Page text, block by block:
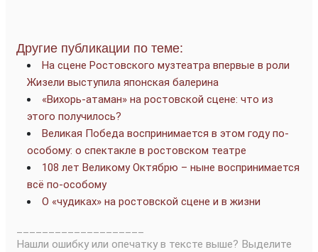
Другие публикации по теме:
На сцене Ростовского музтеатра впервые в роли
Жизели выступила японская балерина
«Вихорь-атаман» на ростовской сцене: что из
этого получилось?
Великая Победа воспринимается в этом году по-
особому: о спектакле в ростовском театре
108 лет Великому Октябрю – ныне воспринимается
всё по-особому
О «чудиках» на ростовской сцене и в жизни
Нашли ошибку или опечатку в тексте выше? Выделите